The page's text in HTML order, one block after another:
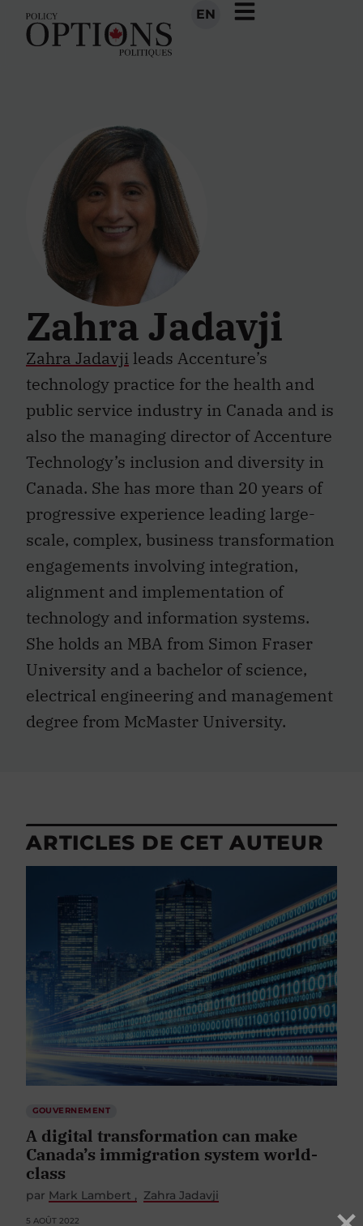
EN
Zahra Jadavji
Zahra Jadavji leads Accenture’s
technology practice for the health and
public service industry in Canada and is
also the managing director of Accenture
Technology’s inclusion and diversity in
Canada. She has more than 20 years of
progressive experience leading large-
scale, complex, business transformation
engagements involving integration,
alignment and implementation of
technology and information systems.
She holds an MBA from Simon Fraser
University and a bachelor of science,
electrical engineering and management
degree from McMaster University.
ARTICLES DE CET AUTEUR
GOUVERNEMENT
A digital transformation can make
Canada’s immigration system world-
class
par Mark Lambert Zahra Jadavji
5 AOÛT 2022